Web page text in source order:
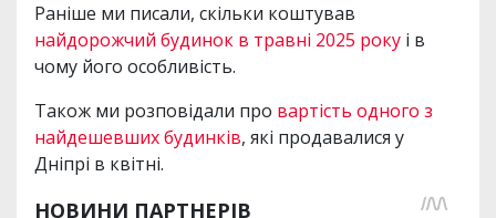
Раніше ми писали, скільки коштував
найдорожчий будинок в травні 2025 року і в
чому його особливість.
Також ми розповідали про вартість одного з
найдешевших будинків, які продавалися у
Дніпрі в квітні.